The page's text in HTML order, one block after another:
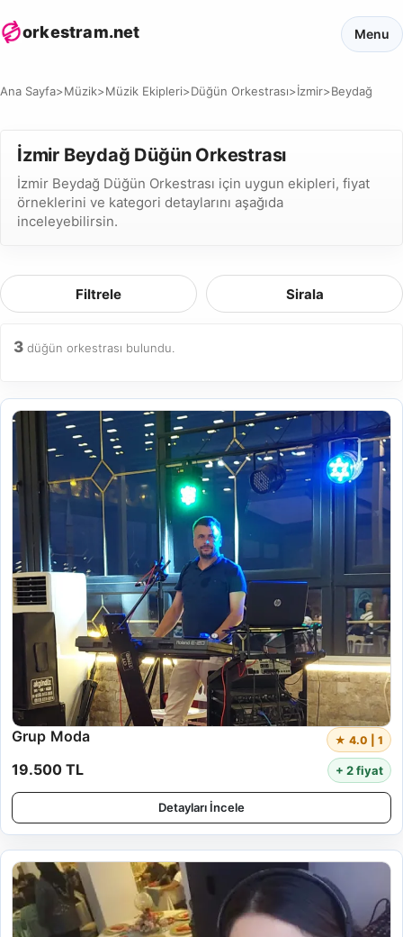
orkestram.net Menu
Ana Sayfa>Müzik>Müzik Ekipleri>Düğün Orkestrası>İzmir>Beydağ
İzmir Beydağ Düğün Orkestrası
İzmir Beydağ Düğün Orkestrası için uygun ekipleri, fiyat
örneklerini ve kategori detaylarını aşağıda
inceleyebilirsin.
Filtrele Sirala
3 düğün orkestrası bulundu.
Grup Moda ★ 4.0 | 1
19.500 TL + 2 fiyat
Detayları İncele